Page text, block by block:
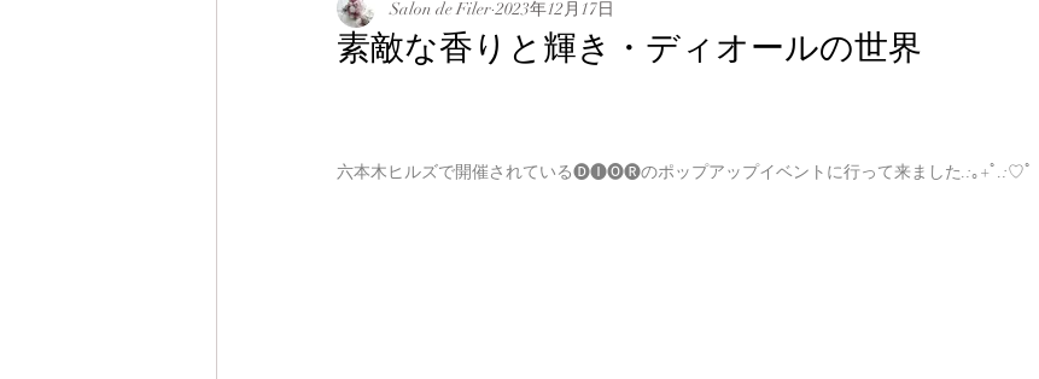
素敵な香りと輝き・ディオールの世界
Salon de Filer 2023年12月17日
六本木ヒルズで開催されている🅓🅘🅞🅡のポップアップイベントに行って来ました.:｡+ﾟ.:♡ﾟ